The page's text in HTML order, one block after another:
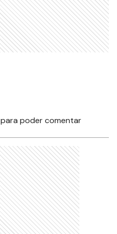
para poder comentar